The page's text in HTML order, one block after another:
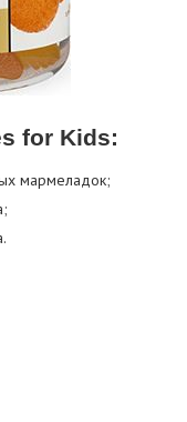
for Kids:
мармеладок;